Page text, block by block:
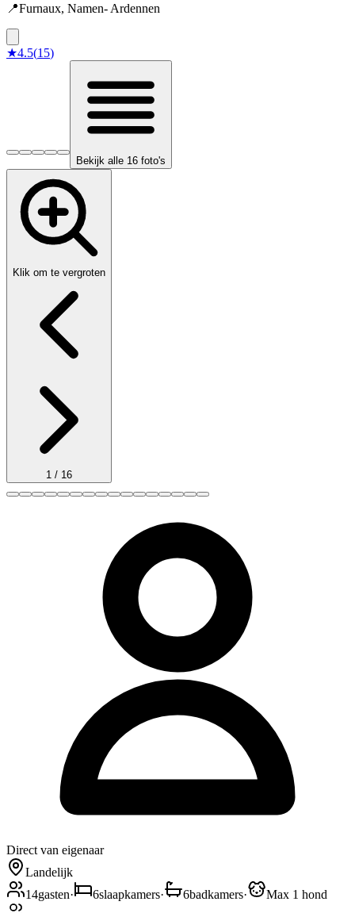
📍Furnaux, Namen- Ardennen
★4.5(15)
Bekijk alle 16 foto's
Klik om te vergroten
1 / 16
Direct van eigenaar
Landelijk
14gasten· 6slaapkamers· 6badkamers· Max 1 hond